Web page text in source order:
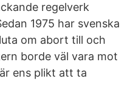
regelverk
1975 har svenska
om abort till och
borde väl vara mot
ens plikt att ta